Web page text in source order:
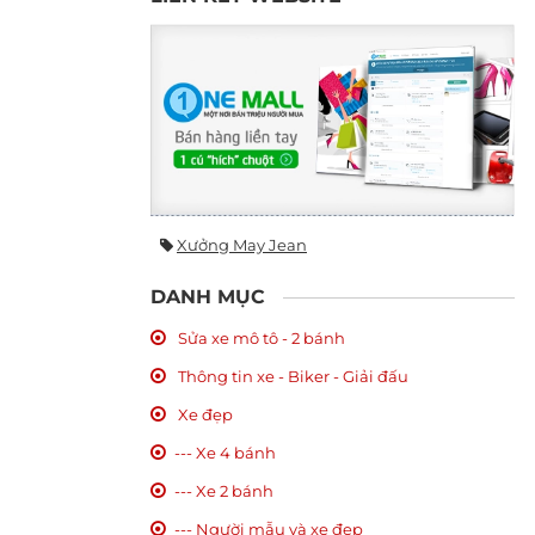
Xưởng May Jean
DANH MỤC
Sửa xe mô tô - 2 bánh
Thông tin xe - Biker - Giải đấu
Xe đẹp
--- Xe 4 bánh
--- Xe 2 bánh
--- Người mẫu và xe đẹp